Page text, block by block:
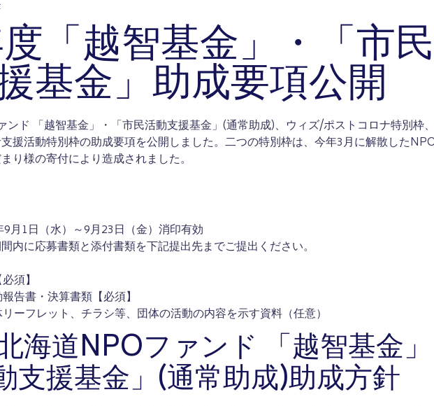
「越智基金」・「市民
基金」助成要項公開
ド 「越智基金」・「市民活動支援基金」(通常助成)、ウィズ/ポストコロナ特別枠
援活動特別枠の助成要項を公開しました。二つの特別枠は、今年3月に解散した
り様の寄付により造成されました。
（水）～9月23日（金）消印有効
募書類と添付書類を下記提出先までご提出ください。
須】
告書・決算書類【必須】
ーフレット、チラシ等、団体の活動の内容を示す資料（任意）
海道NPOファンド 「越智基金」
支援基金」(通常助成)助成方針